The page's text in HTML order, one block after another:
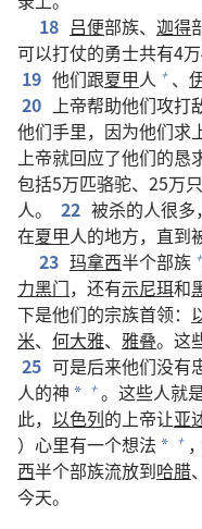
18 吕便部族、 迦得
可以打仗的勇士共有4
19 他们跟夏甲人 + 、
20 上帝帮助他们攻打
他们手里，因为他们求
上帝就回应了他们的恳
包括5万匹骆驼、25万
人。
22 被杀的人很
在夏甲人的地方，直到
23 玛拿西半个部族 +
力黑门，还有示尼珥和
下是他们的宗族首领：
米、 何大雅、 雅叠。这
25 可是后来他们没有
人的神 * + 。这些人就
此， 以色列的上帝让亚
）心里有一个想法 * +
西半个部族流放到哈腊、
今天。